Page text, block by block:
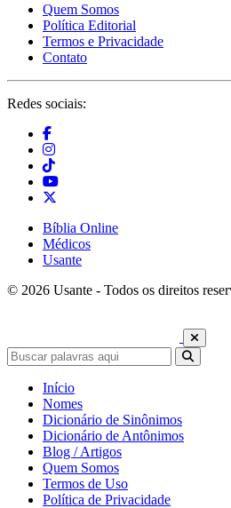
Quem Somos
Política Editorial
Termos e Privacidade
Contato
Redes sociais:
Bíblia Online
Médicos
Usante
© 2026 Usante - Todos os direitos
Início
Nomes
Dicionário de Sinônimos
Dicionário de Antônimos
Blog / Artigos
Quem Somos
Termos de Uso
Política de Privacidade